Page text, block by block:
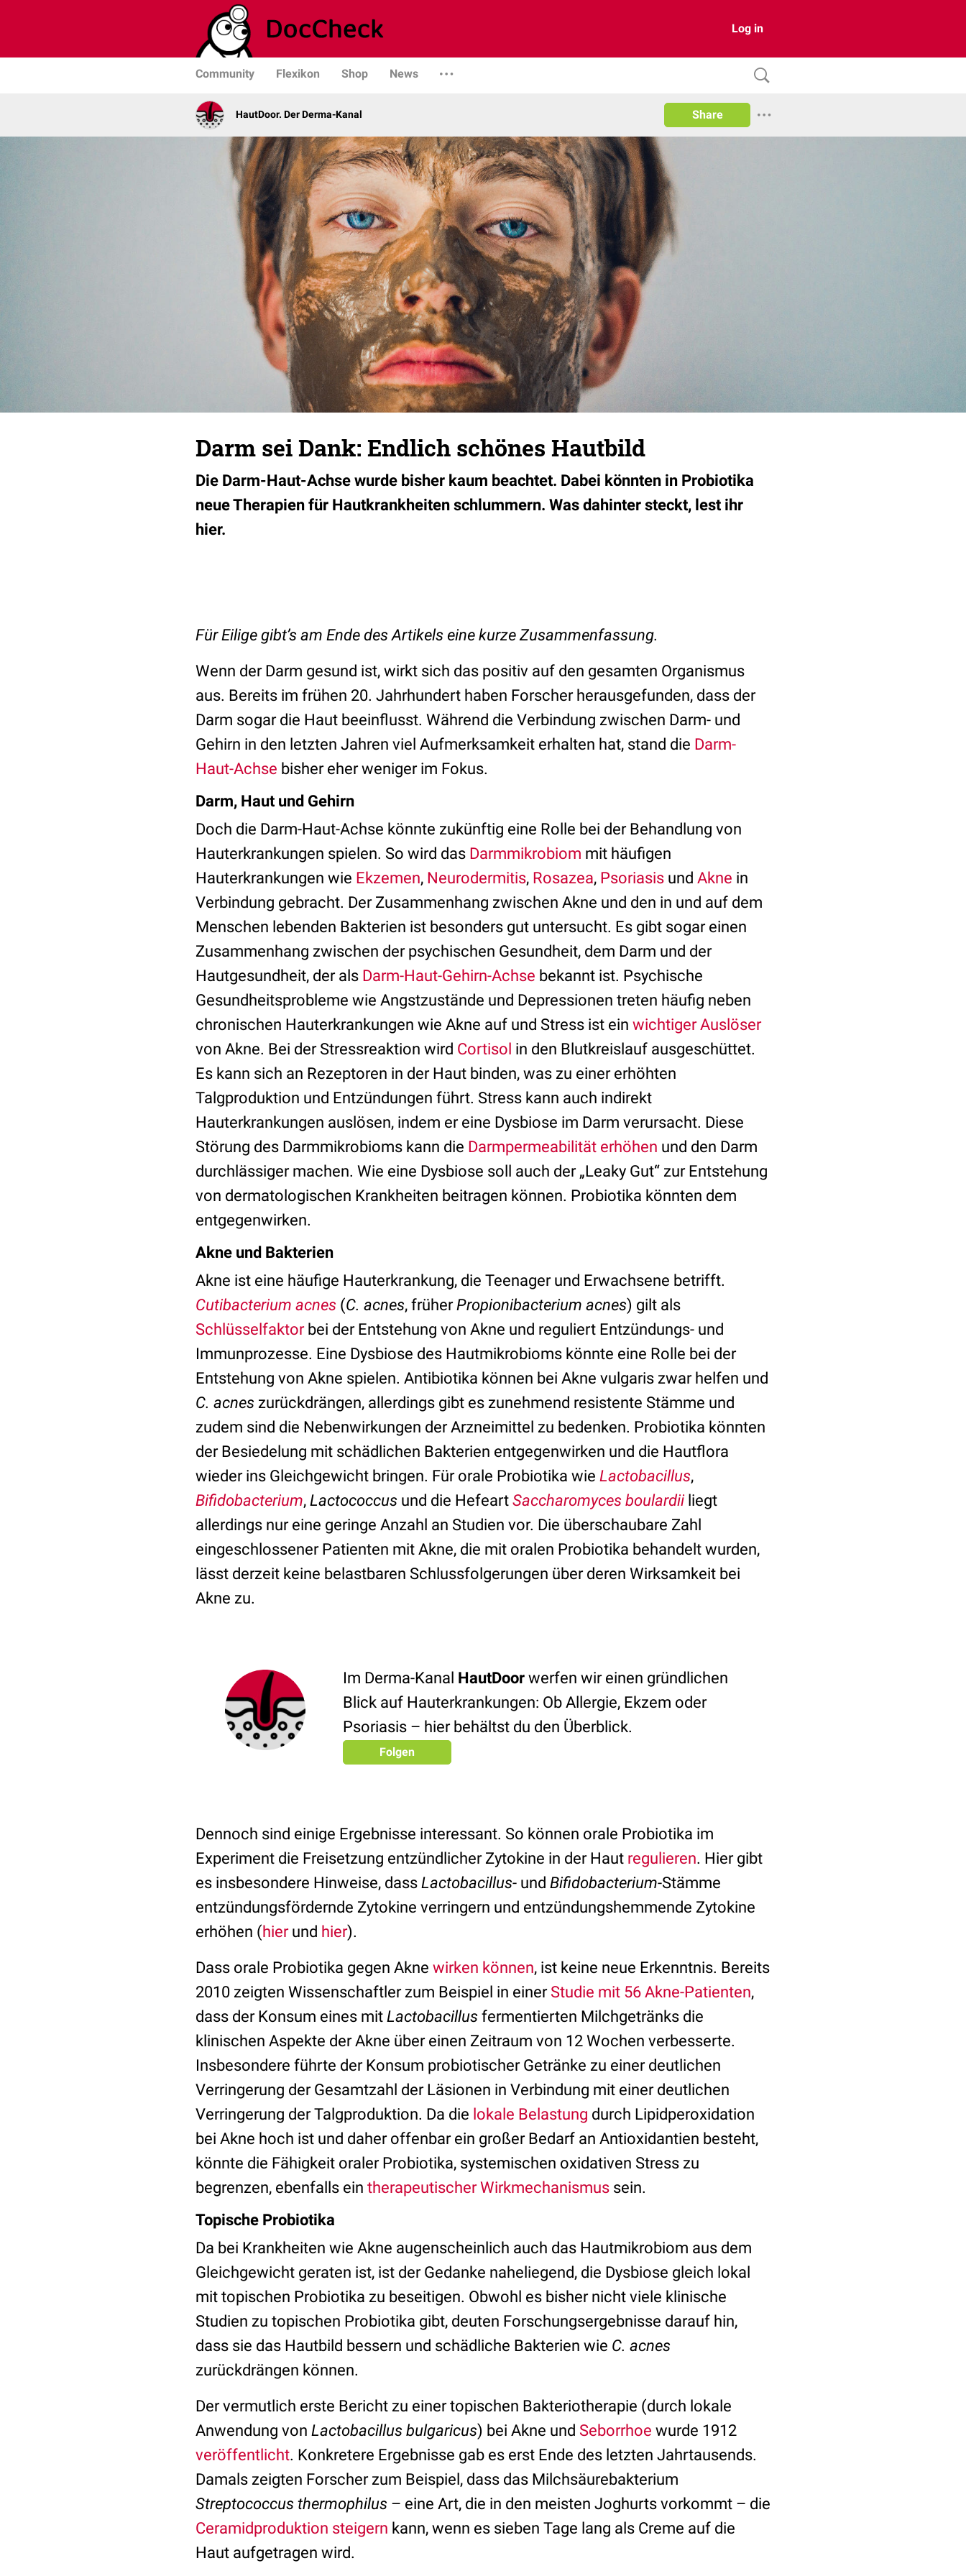
Log in
Community Flexikon Shop News
HautDoor. Der Derma-Kanal Share
Darm sei Dank: Endlich schönes Hautbild
Die Darm-Haut-Achse wurde bisher kaum beachtet. Dabei könnten in Probiotika
neue Therapien für Hautkrankheiten schlummern. Was dahinter steckt, lest ihr
hier.
Für Eilige gibt’s am Ende des Artikels eine kurze Zusammenfassung.
Wenn der Darm gesund ist, wirkt sich das positiv auf den gesamten Organismus
aus. Bereits im frühen 20. Jahrhundert haben Forscher herausgefunden, dass der
Darm sogar die Haut beeinflusst. Während die Verbindung zwischen Darm- und
Gehirn in den letzten Jahren viel Aufmerksamkeit erhalten hat, stand die Darm-
Haut-Achse bisher eher weniger im Fokus.
Darm, Haut und Gehirn
Doch die Darm-Haut-Achse könnte zukünftig eine Rolle bei der Behandlung von
Hauterkrankungen spielen. So wird das Darmmikrobiom mit häufigen
Hauterkrankungen wie Ekzemen, Neurodermitis, Rosazea, Psoriasis und Akne in
Verbindung gebracht. Der Zusammenhang zwischen Akne und den in und auf dem
Menschen lebenden Bakterien ist besonders gut untersucht. Es gibt sogar einen
Zusammenhang zwischen der psychischen Gesundheit, dem Darm und der
Hautgesundheit, der als Darm-Haut-Gehirn-Achse bekannt ist. Psychische
Gesundheitsprobleme wie Angstzustände und Depressionen treten häufig neben
chronischen Hauterkrankungen wie Akne auf und Stress ist ein wichtiger Auslöser
von Akne. Bei der Stressreaktion wird Cortisol in den Blutkreislauf ausgeschüttet.
Es kann sich an Rezeptoren in der Haut binden, was zu einer erhöhten
Talgproduktion und Entzündungen führt. Stress kann auch indirekt
Hauterkrankungen auslösen, indem er eine Dysbiose im Darm verursacht. Diese
Störung des Darmmikrobioms kann die Darmpermeabilität erhöhen und den Darm
durchlässiger machen. Wie eine Dysbiose soll auch der „Leaky Gut“ zur Entstehung
von dermatologischen Krankheiten beitragen können. Probiotika könnten dem
entgegenwirken.
Akne und Bakterien
Akne ist eine häufige Hauterkrankung, die Teenager und Erwachsene betrifft.
Cutibacterium acnes (C. acnes, früherPropionibacterium acnes) gilt als
Schlüsselfaktorbei der Entstehung von Akne und reguliert Entzündungs- und
Immunprozesse. Eine Dysbiose des Hautmikrobioms könnte eine Rolle bei der
Entstehung von Akne spielen. Antibiotika können bei Akne vulgaris zwar helfen und
C. acnes zurückdrängen, allerdings gibt es zunehmend resistente Stämme und
zudem sind die Nebenwirkungen der Arzneimittel zu bedenken. Probiotika könnten
der Besiedelung mit schädlichen Bakterien entgegenwirken und die Hautflora
wieder ins Gleichgewicht bringen. Für orale Probiotika wie Lactobacillus,
Bifidobacterium, Lactococcus und die Hefeart Saccharomyces boulardii liegt
allerdings nur eine geringe Anzahl an Studien vor. Die überschaubare Zahl
eingeschlossener Patienten mit Akne, die mit oralen Probiotika behandelt wurden,
lässt derzeit keine belastbaren Schlussfolgerungen über deren Wirksamkeit bei
Akne zu.
Im Derma-Kanal HautDoor werfen wir einen gründlichen
Blick auf Hauterkrankungen: Ob Allergie, Ekzem oder
Psoriasis – hier behältst du den Überblick.
Folgen
Dennoch sind einige Ergebnisse interessant. So können orale Probiotika im
Experiment die Freisetzung entzündlicher Zytokine in der Haut regulieren. Hier gibt
es insbesondere Hinweise, dass Lactobacillus- und Bifidobacterium-Stämme
entzündungsfördernde Zytokine verringern und entzündungshemmende Zytokine
erhöhen (hierund hier).
Dass orale Probiotika gegen Akne wirken können, ist keine neue Erkenntnis. Bereits
2010 zeigten Wissenschaftler zum Beispiel in einer Studie mit 56 Akne-Patienten,
dass der Konsum eines mit Lactobacillus fermentierten Milchgetränks die
klinischen Aspekte der Akne über einen Zeitraum von 12 Wochen verbesserte.
Insbesondere führte der Konsum probiotischer Getränke zu einer deutlichen
Verringerung der Gesamtzahl der Läsionen in Verbindung mit einer deutlichen
Verringerung der Talgproduktion. Da die lokale Belastung durch Lipidperoxidation
bei Akne hoch ist und daher offenbar ein großer Bedarf an Antioxidantien besteht,
könnte die Fähigkeit oraler Probiotika, systemischen oxidativen Stress zu
begrenzen, ebenfalls ein therapeutischer Wirkmechanismus sein.
Topische Probiotika
Da bei Krankheiten wie Akne augenscheinlich auch das Hautmikrobiom aus dem
Gleichgewicht geraten ist, ist der Gedanke naheliegend, die Dysbiose gleich lokal
mit topischen Probiotika zu beseitigen. Obwohl es bisher nicht viele klinische
Studien zu topischen Probiotika gibt, deuten Forschungsergebnisse darauf hin,
dass sie das Hautbild bessern und schädliche Bakterien wie C. acnes
zurückdrängen können.
Der vermutlich erste Bericht zu einer topischen Bakteriotherapie (durch lokale
Anwendung von Lactobacillus bulgaricus) bei Akne und Seborrhoe wurde 1912
veröffentlicht. Konkretere Ergebnisse gab es erst Ende des letzten Jahrtausends.
Damals zeigten Forscher zum Beispiel, dass das Milchsäurebakterium
Streptococcus thermophilus – eine Art, die in den meisten Joghurts vorkommt – die
Ceramidproduktion steigern kann, wenn es sieben Tage lang als Creme auf die
Haut aufgetragen wird.